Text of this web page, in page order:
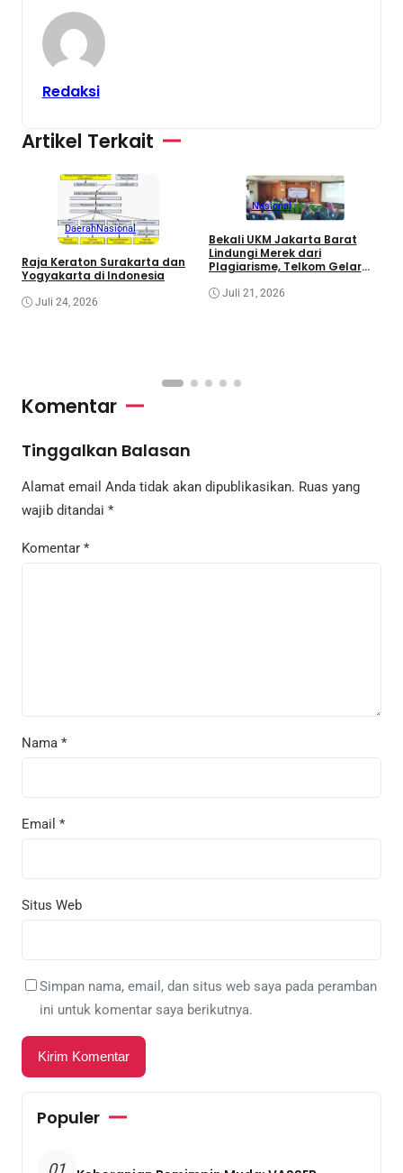
Redaksi
Artikel Terkait
DaerahNasional
Raja Keraton Surakarta dan
Yogyakarta di Indonesia
Juli 24, 2026
Nasional
Bekali UKM Jakarta Barat
Lindungi Merek dari
Plagiarisme, Telkom Gelar
Juli 21, 2026
Komentar
Tinggalkan Balasan
Alamat email Anda tidak akan dipublikasikan. Ruas yang
wajib ditandai *
Komentar *
Nama *
Email *
Situs Web
Simpan nama, email, dan situs web saya pada peramban
ini untuk komentar saya berikutnya.
Populer